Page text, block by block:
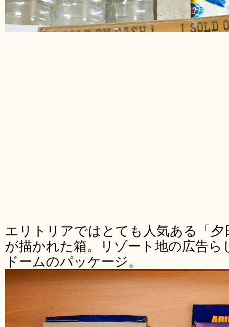
エリトリアではとても人気ある「夕
が描かれた箱。リゾート地の広告
ドームのパッケージ。